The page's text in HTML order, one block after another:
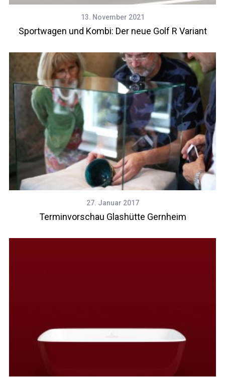
13. November 2021
Sportwagen und Kombi: Der neue Golf R Variant
27. Januar 2017
Terminvorschau Glashütte Gernheim